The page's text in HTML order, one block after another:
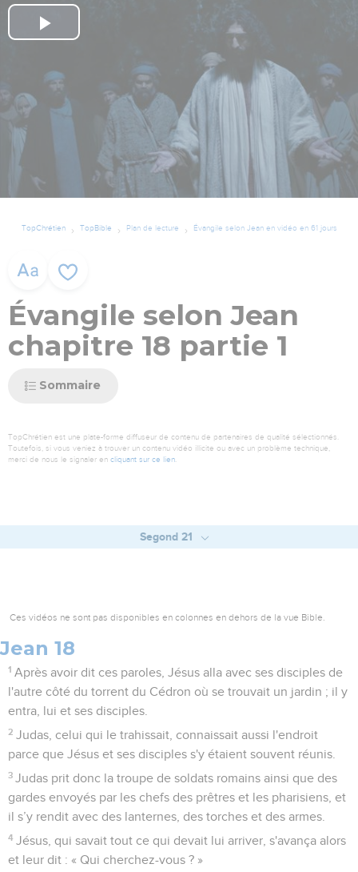
TopChrétien TopBible Plan de lecture Évangile selon Jean en vidéo en 61 jours
Évangile selon Jean
chapitre 18 partie 1
Sommaire
Play
Video
TopChrétien est une plate-forme diffuseur de contenu de partenaires de qualité sélectionnés.
Toutefois, si vous veniez à trouver un contenu vidéo illicite ou avec un problème technique,
merci de nous le signaler en cliquant sur ce lien
Segond 21
Ces vidéos ne sont pas disponibles en colonnes en dehors de la vue Bible.
Jean 18
1 Après avoir dit ces paroles, Jésus alla avec ses disciples de
l'autre côté du torrent du Cédron où se trouvait un jardin ; il y
entra, lui et ses disciples.
2 Judas, celui qui le trahissait, connaissait aussi l'endroit
parce que Jésus et ses disciples s'y étaient souvent réunis.
3 Judas prit donc la troupe de soldats romains ainsi que des
gardes envoyés par les chefs des prêtres et les pharisiens, et
il s’y rendit avec des lanternes, des torches et des armes.
4 Jésus, qui savait tout ce qui devait lui arriver, s'avança alors
et leur dit : « Qui cherchez-vous ? »